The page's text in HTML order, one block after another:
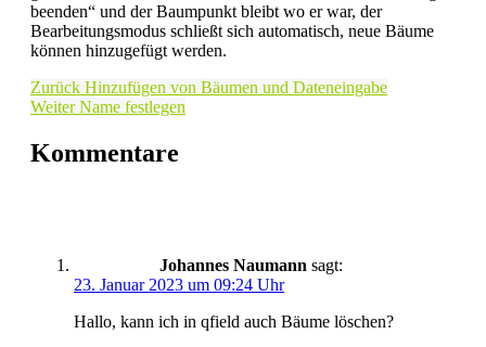
beenden“ und der Baumpunkt bleibt wo er war, der
Bearbeitungsmodus schließt sich automatisch, neue Bäume
können hinzugefügt werden.
Zurück Hinzufügen von Bäumen und Dateneingabe
WeiterName festlegen
Kommentare
Johannes Naumann sagt:
23. Januar 2023 um 09:24 Uhr
Hallo, kann ich in qfield auch Bäume löschen?